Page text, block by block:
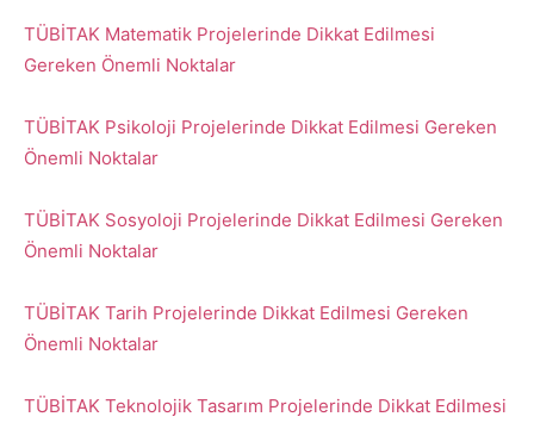
TÜBİTAK Matematik Projelerinde Dikkat Edilmesi
Gereken Önemli Noktalar
TÜBİTAK Psikoloji Projelerinde Dikkat Edilmesi Gereken
Önemli Noktalar
TÜBİTAK Sosyoloji Projelerinde Dikkat Edilmesi Gereken
Önemli Noktalar
TÜBİTAK Tarih Projelerinde Dikkat Edilmesi Gereken
Önemli Noktalar
TÜBİTAK Teknolojik Tasarım Projelerinde Dikkat Edilmesi